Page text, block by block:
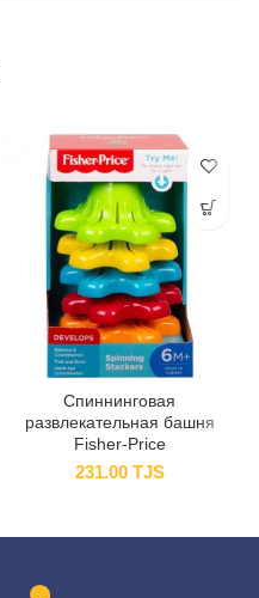
Спиннинговая
развлекательная башня
Fisher-Price
231.00 TJS